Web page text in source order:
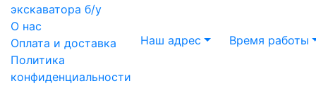
экскаватора б/у
О нас
Оплата и доставка
Политика
конфиденциальности
Наш адрес Время работы